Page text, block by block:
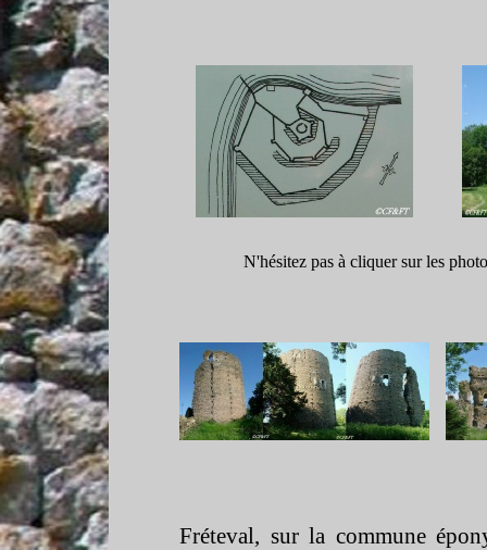
N'hésitez pas à cliquer sur les
Fréteval, sur la commune